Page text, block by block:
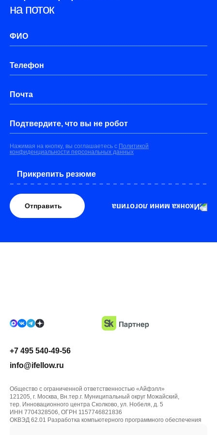
на поток
ФИО
Телефон
Почта
Прикрепить резюме
Подтвердите, что вы не робот
Отправить
Нажимая на кнопку, вы соглашаетесь с Политикой
конфиденциальности персональных данных
+7 495 540-49-56
info@ifellow.ru
Общество с ограниченной ответственностью «Айфэлл»
121205, г. Москва, Вн.тер.г. Муниципальный округ Можайский,
тер. Инновационного центра Сколково, ул. Нобеля, д. 5
ИНН 7704328506, ОГРН 1157746821836
ОКВЭД 62.01 Разработка компьютерного программного обеспечения